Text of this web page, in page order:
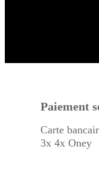
Paiement
Carte
3x 4x Oney